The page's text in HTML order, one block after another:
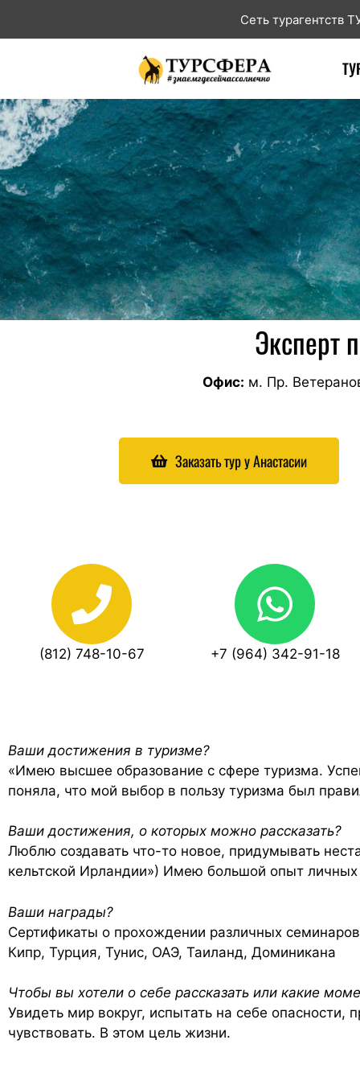
Сеть турагентств
Эксперт
Офис: м. Пр.
Заказать тур у Анастасии
(812) 748-10-67 +7 (964) 342-91-18
Ваши достижения в туризме?
«Имею высшее образование с сфере туризма.
поняла, что мой выбор в пользу туризма был
Ваши достижения, о которых можно рассказать?
Люблю создавать что-то новое, придумывать
кельтской Ирландии») Имею большой опыт
Ваши награды?
Сертификаты о прохождении различных
Кипр, Турция, Тунис, ОАЭ, Таиланд, Доминикана
Чтобы вы хотели о себе рассказать или какие
Увидеть мир вокруг, испытать на себе опасности,
чувствовать. В этом цель жизни.